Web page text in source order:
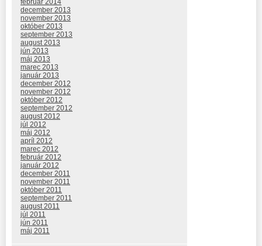
február 2014
december 2013
november 2013
október 2013
september 2013
august 2013
jún 2013
máj 2013
marec 2013
január 2013
december 2012
november 2012
október 2012
september 2012
august 2012
júl 2012
máj 2012
apríl 2012
marec 2012
február 2012
január 2012
december 2011
november 2011
október 2011
september 2011
august 2011
júl 2011
jún 2011
máj 2011